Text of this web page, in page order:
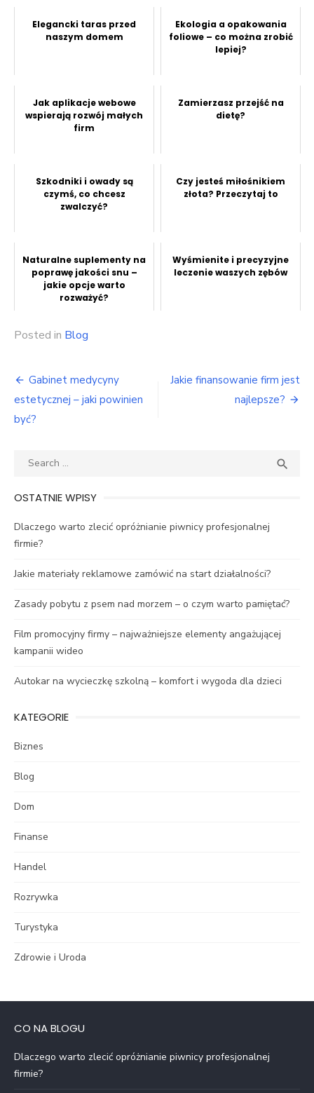
Elegancki taras przed
naszym domem
Ekologia a opakowania
foliowe – co można zrobić
lepiej?
Jak aplikacje webowe
wspierają rozwój małych
firm
Zamierzasz przejść na
dietę?
Szkodniki i owady są
czymś, co chcesz
zwalczyć?
Czy jesteś miłośnikiem
złota? Przeczytaj to
Naturalne suplementy na
poprawę jakości snu –
jakie opcje warto
rozważyć?
Wyśmienite i precyzyjne
leczenie waszych zębów
Posted in Blog
Nawigacja
wpisu
Gabinet medycyny
estetycznej – jaki powinien
być?
Jakie finansowanie firm jest
najlepsze?
Search

OSTATNIE WPISY
Dlaczego warto zlecić opróżnianie piwnicy profesjonalnej
firmie?
Jakie materiały reklamowe zamówić na start działalności?
Zasady pobytu z psem nad morzem – o czym warto pamiętać?
Film promocyjny firmy – najważniejsze elementy angażującej
kampanii wideo
Autokar na wycieczkę szkolną – komfort i wygoda dla dzieci
KATEGORIE
Biznes
Blog
Dom
Finanse
Handel
Rozrywka
Turystyka
Zdrowie i Uroda
CO NA BLOGU
Dlaczego warto zlecić opróżnianie piwnicy profesjonalnej
firmie?